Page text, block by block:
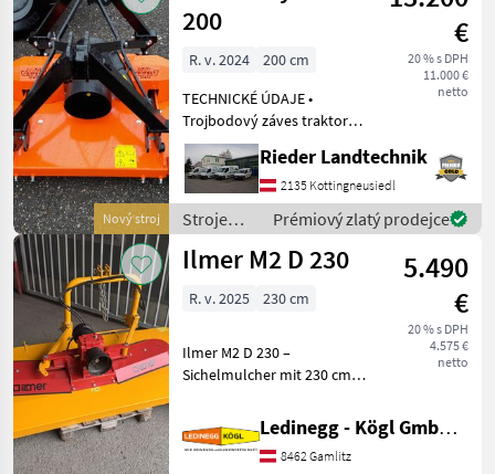
Nový stroj
200
€
20 % s DPH
11.000 €
netto
R. v. 2024
200 cm
TECHNICKÉ ÚDAJE •
Trojbodový záves traktora
kat. I + II pre montáž
vpredu a vzadu • Pohon 540
ot./min • Vývodový hriadeľ
Walterscheid s
voľnobehom a vačkovou
spojko
Rieder Landtechnik
2135 Kottingneusiedl
Stroje
ovocinárstva
/ Perfect
Prémiový zlatý prodejce
Ilmer M2 D 230
5.490
€
20 % s DPH
4.575 €
netto
R. v. 2025 230 cm
Ilmer M2 D 230 –
Sichelmulcher mit 230 cm
Heckanbau möglich
Beschreibung: Der Ilmer M2
D 230 ist ein zuverlässiger
Ledinegg - Kögl GmbH - Obst- und Weinbautechnik
8462 Gamlitz